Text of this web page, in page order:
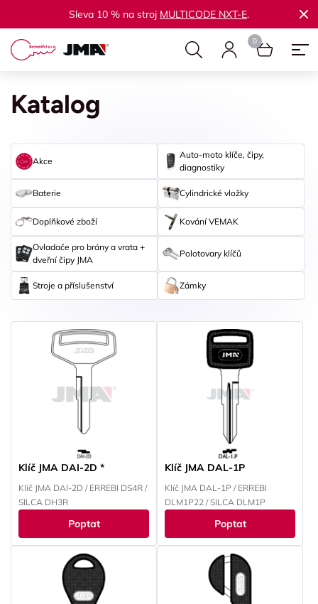
Sleva 10 % na stroj MULTICODE NXT-E.
Katalog
Akce
Auto-moto klíče, čipy,
diagnostiky
Baterie Cylindrické vložky
Doplňkové zboží Kování VEMAK
Ovladače pro brány a vrata +
dveřní čipy JMA
Polotovary klíčů
Stroje a příslušenství Zámky
Klíč JMA DAI-2D *
Klíč JMA DAI-2D / ERREBI DS4R /
SILCA DH3R
Poptat
Klíč JMA DAL-1P
Klíč JMA DAL-1P / ERREBI
DLM1P22 / SILCA DLM1P
Poptat